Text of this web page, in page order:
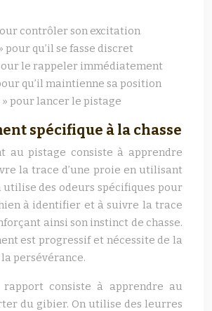
contrôler son excitation
pour qu’il se fasse discret
le rappeler immédiatement
qu’il maintienne sa position
» pour lancer le pistage
spécifique à la chasse
au pistage consiste à apprendre
la trace d’une proie en utilisant
utilise des odeurs spécifiques pour
à identifier et à suivre la trace
ainsi son instinct de chasse.
est progressif et nécessite de la
persévérance.
consiste à apprendre au
du gibier. On utilise des leurres